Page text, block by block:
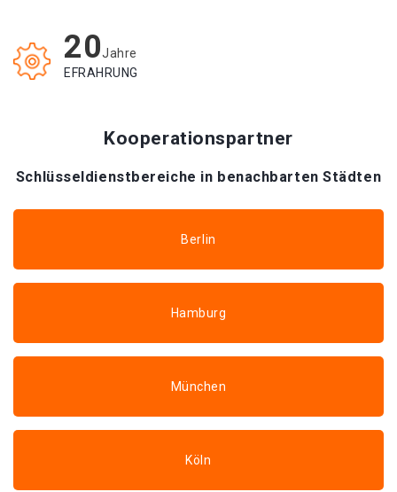
20Jahre
EFRAHRUNG
Kooperationspartner
Schlüsseldienstbereiche in benachbarten Städten
Berlin
Hamburg
München
Köln